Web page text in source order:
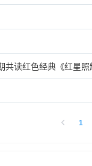
读红色经典《红星照
1